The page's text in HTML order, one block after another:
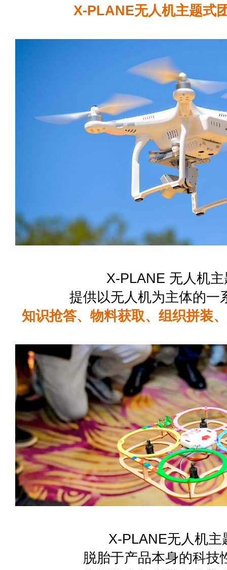
X-PLANE无人机主题式
X-PLANE 无人机
提供以无人机为主体的一
知识抢答、物料获取、组织拼装
X-PLANE无人机主
脱胎于产品本身的科技